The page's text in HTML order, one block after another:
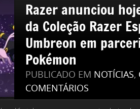
Razer anunciou
da Coleção Razer
Umbreon em
Pokémon
PUBLICADO EM NOTÍCIAS,
COMENTÁRIOS